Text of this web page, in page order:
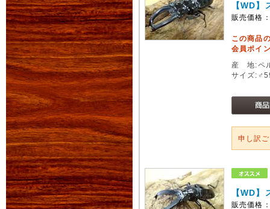
【WD
販売価格
この商品
会員ポイ
産 地:ペ
サイズ
申し訳
【WD
販売価格